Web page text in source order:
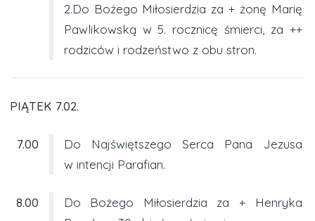
2.Do Bożego Miłosierdzia za + żonę Marię
Pawlikowską w 5. rocznicę śmierci, za ++
rodziców i rodzeństwo z obu stron.
PIĄTEK 7.02.
7.00
Do Najświętszego Serca Pana Jezusa
w intencji Parafian.
8.00
Do Bożego Miłosierdzia za + Henryka